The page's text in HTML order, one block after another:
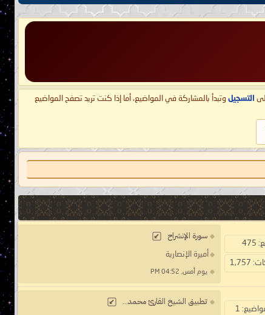
التسجيل وتبدأ بالمشاركة في المواضيع، أما إذا كنت تريد تصفح المواضيع
1,757
سورة الإنشراح
أميرة الإنصارية
يوم أمس, 04:52 PM
1
تطبيق الشيخ القارئ محمد...